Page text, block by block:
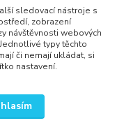
sledovací nástroje s
zobrazení
návštěvnosti webových
typy těchto
či nemají ukládat, si
nastavení.